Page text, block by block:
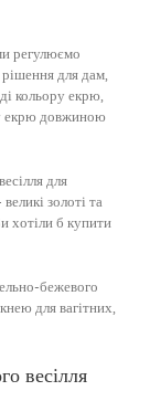
регулюємо
для дам,
кольору екрю,
екрю довжиною
для
золоті та
хотіли б купити
бежевого
для вагітних,
весілля